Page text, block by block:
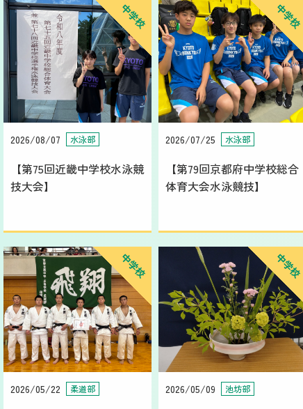
中学校
2026/08/07 水泳部
【第75回近畿中学校水泳競
技大会】
中学校
2026/07/25 水泳部
【第79回京都府中学校総合
体育大会水泳競技】
中学校
2026/05/22 柔道部
中学校
2026/05/09 池坊部